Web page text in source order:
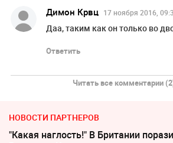
Димон Крвц 17 ноября 2016,
Даа, таким как он только во
Ответить
Читать все комментарии
НОВОСТИ ПАРТНЕРОВ
"Какая наглость!" В Британии